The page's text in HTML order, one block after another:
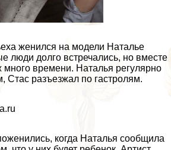
женился на модели Наталье
люди долго встречались, но вместе
много времени. Наталья регулярно
Стас разъезжал по гастролям.
когда Наталья сообщила